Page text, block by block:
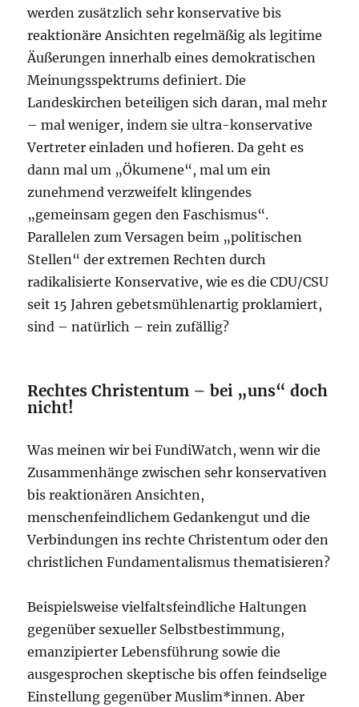
werden zusätzlich sehr konservative bis
reaktionäre Ansichten regelmäßig als legitime
Äußerungen innerhalb eines demokratischen
Meinungsspektrums definiert. Die
Landeskirchen beteiligen sich daran, mal mehr
– mal weniger, indem sie ultra-konservative
Vertreter einladen und hofieren. Da geht es
dann mal um „Ökumene“, mal um ein
zunehmend verzweifelt klingendes
„gemeinsam gegen den Faschismus“.
Parallelen zum Versagen beim „politischen
Stellen“ der extremen Rechten durch
radikalisierte Konservative, wie es die CDU/CSU
seit 15 Jahren gebetsmühlenartig proklamiert,
sind – natürlich – rein zufällig?
Rechtes Christentum – bei „uns“ doch
nicht!
Was meinen wir bei FundiWatch, wenn wir die
Zusammenhänge zwischen sehr konservativen
bis reaktionären Ansichten,
menschenfeindlichem Gedankengut und die
Verbindungen ins rechte Christentum oder den
christlichen Fundamentalismus thematisieren?
Beispielsweise vielfaltsfeindliche Haltungen
gegenüber sexueller Selbstbestimmung,
emanzipierter Lebensführung sowie die
ausgesprochen skeptische bis offen feindselige
Einstellung gegenüber Muslim*innen. Aber